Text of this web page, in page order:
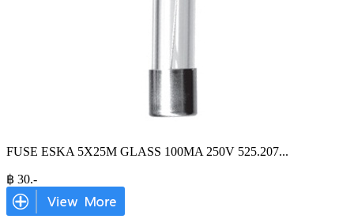
FUSE ESKA 5X25M GLASS 100MA 250V 525.207...
฿ 30.-